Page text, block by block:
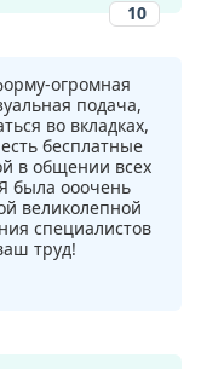
10
огромная
подача,
во вкладках,
бесплатные
в общении всех
была ооочень
великолепной
специалистов
труд!